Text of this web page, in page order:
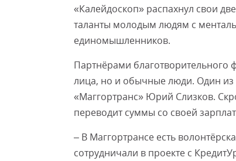
«Калейдоскоп» распахнул свои
таланты молодым людям с
единомышленников.
Партнёрами благотворительного
лица, но и обычные люди. Один
«Маггортранс» Юрий Слизков.
переводит суммы со своей
– В Маггортрансе есть
сотрудничали в проекте с